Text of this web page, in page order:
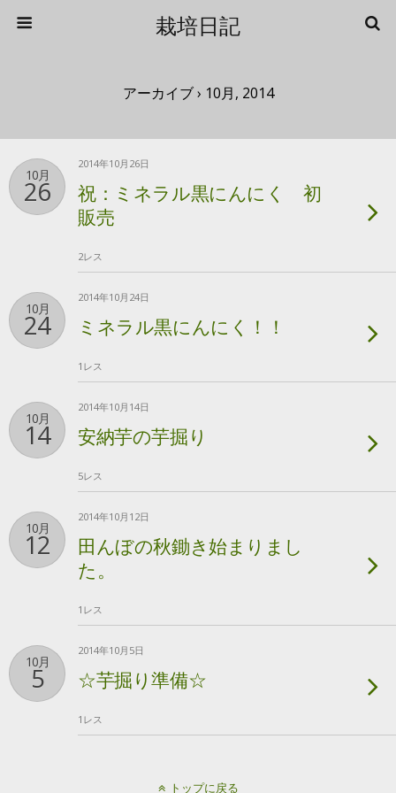
栽培日記
アーカイブ › 10月, 2014
10月
26
2014年10月26日
祝：ミネラル黒にんにく 初
販売
2レス
10月
24
2014年10月24日
ミネラル黒にんにく！！
1レス
10月
14
2014年10月14日
安納芋の芋掘り
5レス
10月
12
2014年10月12日
田んぼの秋鋤き始まりまし
た。
1レス
10月
5
2014年10月5日
☆芋掘り準備☆
1レス
トップに戻る